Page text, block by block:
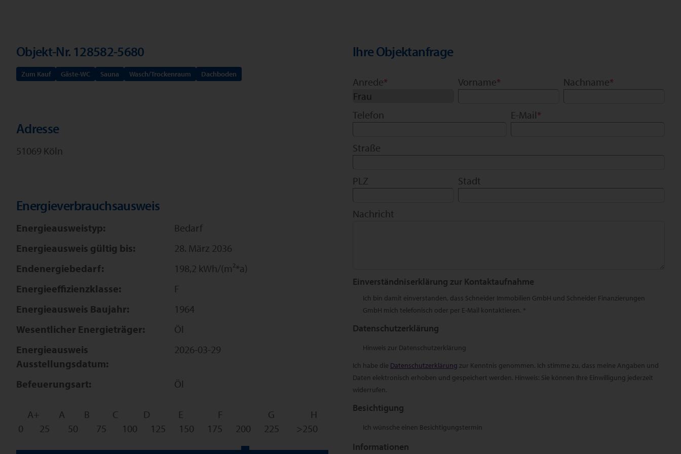
Objekt-Nr. 128582-5680
Zum Kauf Gäste-WC Sauna Wasch/Trockenraum Dachboden
Adresse
51069 Köln
Energieverbrauchsausweis
Energieausweistyp:
Bedarf
Energieausweis gültig bis:
28. März 2036
Endenergiebedarf:
198,2 kWh/(m²*a)
Energieeffizienzklasse:
F
Energieausweis Baujahr:
1964
Wesentlicher Energieträger:
Öl
Energieausweis
Ausstellungsdatum:
2026-03-29
Befeuerungsart: Öl
A+ A B C D E F G
H
0
25 50 75 100 125 150 175 200 225 >250
Ihre Objektanfrage
Anrede* Vorname* Nachname*
Telefon E-Mail*
Straße
PLZ Stadt
Nachricht
Einverständniserklärung zur Kontaktaufnahme
Ich bin damit einverstanden, dass Schneider Immobilien GmbH und Schneider Finanzierungen
GmbH mich telefonisch oder per E-Mail kontaktieren. *
Datenschutzerklärung
Hinweis zur Datenschutzerklärung
Ich habe die Datenschutzerklärung zur Kenntnis genommen. Ich stimme zu, dass meine Angaben und
Daten elektronisch erhoben und gespeichert werden. Hinweis: Sie können Ihre Einwilligung jederzeit
widerrufen.
Besichtigung
Ich wünsche einen Besichtigungstermin
Informationen